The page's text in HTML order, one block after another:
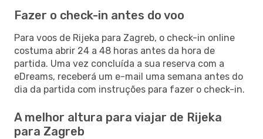
Fazer o check-in antes do voo
Para voos de Rijeka para Zagreb, o check-in online
costuma abrir 24 a 48 horas antes da hora de
partida. Uma vez concluída a sua reserva com a
eDreams, receberá um e-mail uma semana antes do
dia da partida com instruções para fazer o check-in.
A melhor altura para viajar de Rijeka
para Zagreb